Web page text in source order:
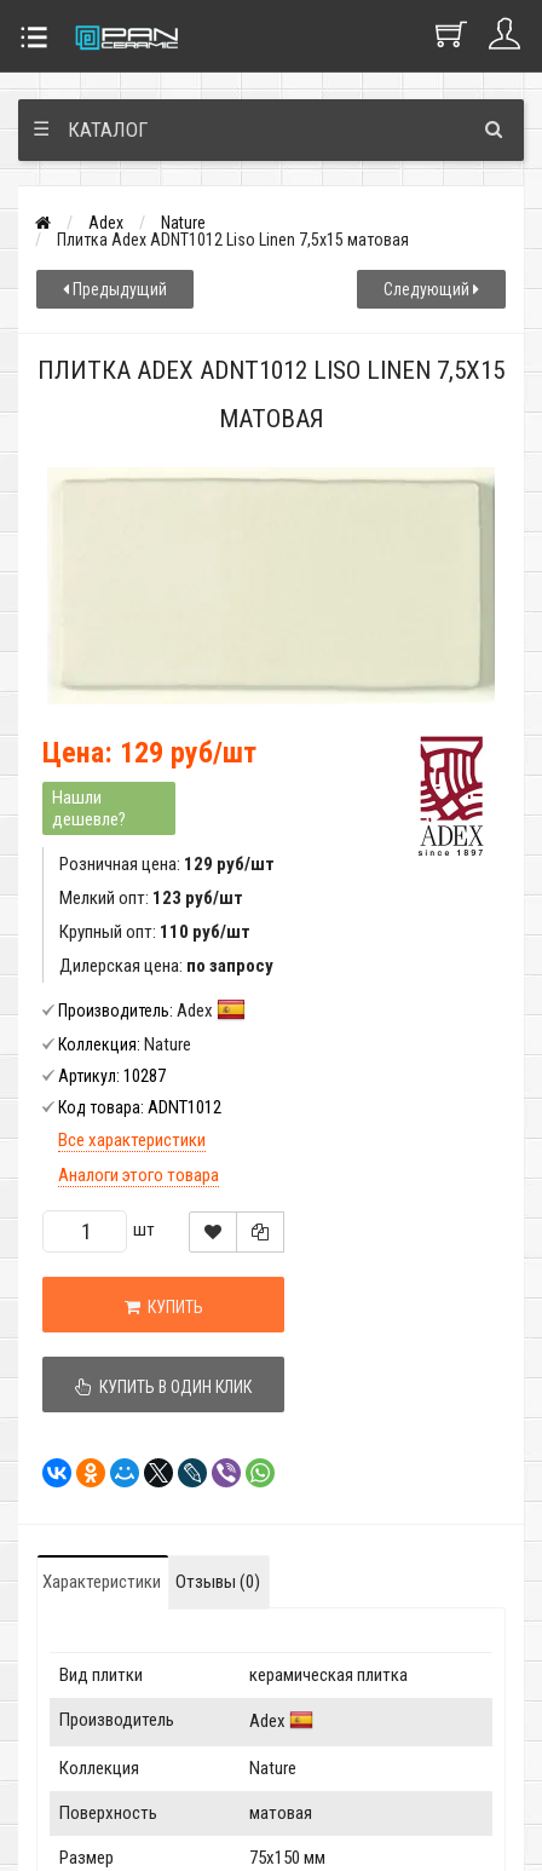
☰ КАТАЛОГ
Adex
Nature
Плитка Adex ADNT1012 Liso Linen 7,5x15 матовая
Предыдущий Следующий
ПЛИТКА ADEX ADNT1012 LISO LINEN 7,5X15
МАТОВАЯ
Цена: 129 руб/шт
Нашли
дешевле?
Розничная цена: 129 руб/шт
Мелкий опт: 123 руб/шт
Крупный опт: 110 руб/шт
Дилерская цена: по запросу
Производитель: Adex
Коллекция: Nature
Артикул: 10287
Код товара: ADNT1012
Все характеристики
Аналоги этого товара
шт
КУПИТЬ
КУПИТЬ В ОДИН КЛИК
Характеристики Отзывы (0)
Вид плитки керамическая плитка
Производитель Adex
Коллекция Nature
Поверхность матовая
Размер 75x150 мм